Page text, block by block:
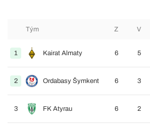
Tým Z V
1 Kairat Almaty 6 5
2 Ordabasy Šymkent 6 3
3 FK Atyrau 6 2